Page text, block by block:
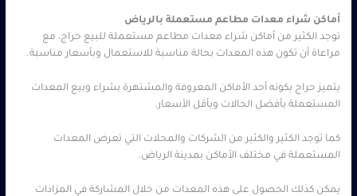
أماكن شراء معدات مطاعم مستعملة بالرياض
توجد الكثير من أماكن شراء معدات مطاعم مستعملة للبيع حراج، مع
مراعاة أن تكون هذه المعدات بحالة مناسبة للاستعمال وبأسعار مناسبة.
يتميز حراج بكونه أحد الأماكن المعروفة والمشتهرة بشراء وبيع المعدات
المستعملة بأفضل الحالات وبأقل الأسعار.
كما توجد الكثير والكثير من الشركات والمحلات التي تعرض المعدات
المستعملة في مختلف الأماكن بمدينة الرياض.
يمكن كذلك الحصول على هذه المعدات من خلال المشاركة في المزادات